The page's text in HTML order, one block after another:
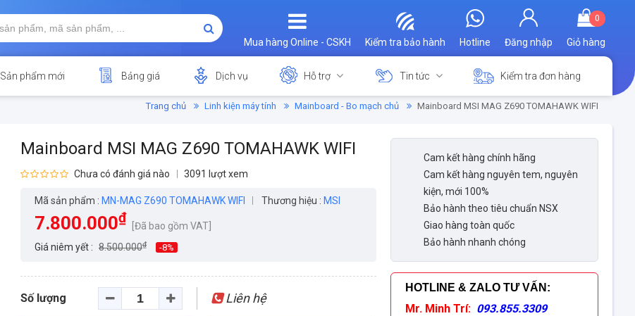
0
Giỏ hàng
Đăng nhập
Hotline
Kiểm tra bảo hành
Mua hàng Online - CSKH
Sản phẩm mới Bảng giá Dịch vụ Hỗ trợ Tin tức Kiểm tra đơn hàng
Trang chủ Linh kiện máy tính Mainboard - Bo mạch chủ Mainboard MSI MAG Z690 TOMAHAWK WIFI
Mainboard MSI MAG Z690 TOMAHAWK WIFI
Chưa có đánh giá nào 3091 lượt xem
Mã sản phẩm : MN-MAG Z690 TOMAHAWK WIFI Thương hiệu : MSI
7.800.000₫
[Đã bao gồm VAT]
Giá niêm yết : 8.500.000₫ -8%
Số lượng Liên hệ
Cam kết hàng chính hãng
Cam kết hàng nguyên tem, nguyên
kiện, mới 100%
Bảo hành theo tiêu chuẩn NSX
Giao hàng toàn quốc
Bảo hành nhanh chóng
HOTLINE & ZALO TƯ VẤN :
Mr. Minh Trí: 093.855.3309